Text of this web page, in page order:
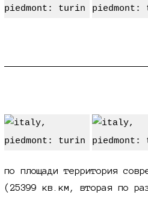
по площади территория
(25399 кв.км, вторая по